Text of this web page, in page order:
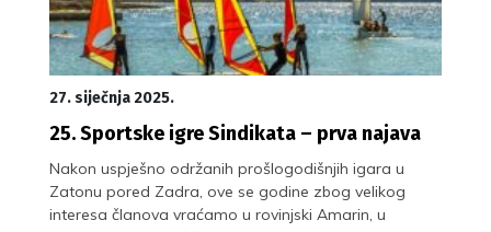
27. siječnja 2025.
25. Sportske igre Sindikata – prva najava
Nakon uspješno održanih prošlogodišnjih igara u
Zatonu pored Zadra, ove se godine zbog velikog
interesa članova vraćamo u rovinjski Amarin, u